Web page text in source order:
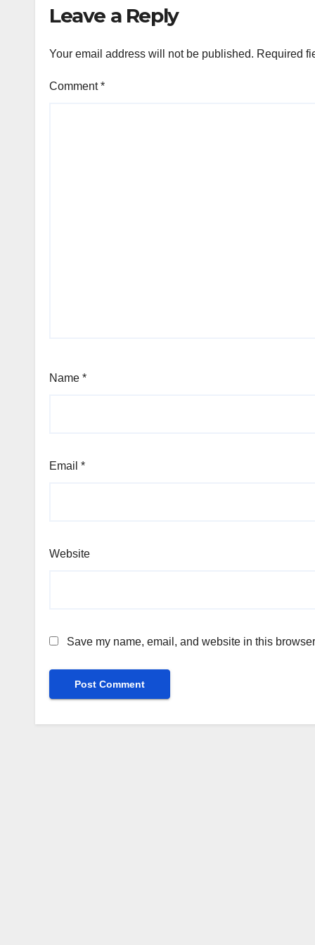
Leave a Reply
Your email address will not be published. Required
Comment*
Name *
Email *
Website
Save my name, email, and website in this